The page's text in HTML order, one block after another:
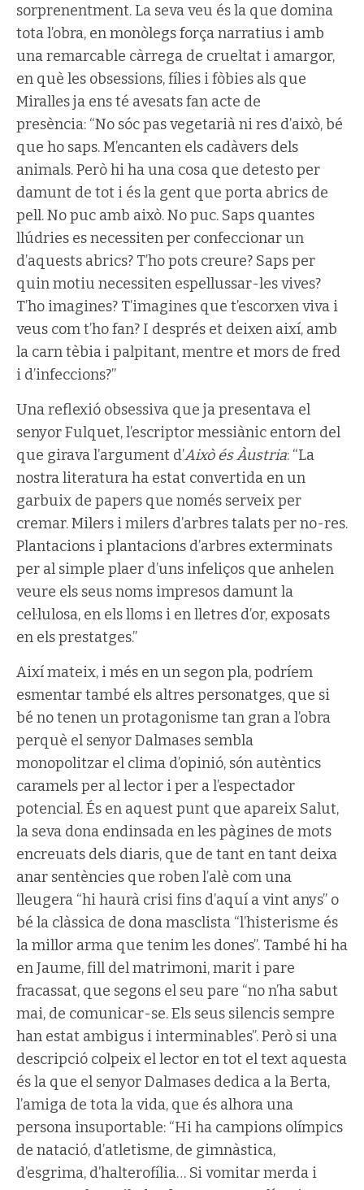
sorprenentment. La seva veu és la que domina
tota l’obra, en monòlegs força narratius i amb
una remarcable càrrega de crueltat i amargor,
en què les obsessions, fílies i fòbies als que
Miralles ja ens té avesats fan acte de
presència: “No sóc pas vegetarià ni res d’això, bé
que ho saps. M’encanten els cadàvers dels
animals. Però hi ha una cosa que detesto per
damunt de tot i és la gent que porta abrics de
pell. No puc amb això. No puc. Saps quantes
llúdries es necessiten per confeccionar un
d’aquests abrics? T’ho pots creure? Saps per
quin motiu necessiten espellussar-les vives?
T’ho imagines? T’imagines que t’escorxen viva i
veus com t’ho fan? I després et deixen així, amb
la carn tèbia i palpitant, mentre et mors de fred
i d’infeccions?”
Una reflexió obsessiva que ja presentava el
senyor Fulquet, l’escriptor messiànic entorn del
que girava l’argument d’Això és Àustria: “La
nostra literatura ha estat convertida en un
garbuix de papers que només serveix per
cremar. Milers i milers d’arbres talats per no-res.
Plantacions i plantacions d’arbres exterminats
per al simple plaer d’uns infeliços que anhelen
veure els seus noms impresos damunt la
cel·lulosa, en els lloms i en lletres d’or, exposats
en els prestatges.”
Així mateix, i més en un segon pla, podríem
esmentar també els altres personatges, que si
bé no tenen un protagonisme tan gran a l’obra
perquè el senyor Dalmases sembla
monopolitzar el clima d’opinió, són autèntics
caramels per al lector i per a l’espectador
potencial. És en aquest punt que apareix Salut,
la seva dona endinsada en les pàgines de mots
encreuats dels diaris, que de tant en tant deixa
anar sentències que roben l’alè com una
lleugera “hi haurà crisi fins d’aquí a vint anys” o
bé la clàssica de dona masclista “l’histerisme és
la millor arma que tenim les dones”. També hi ha
en Jaume, fill del matrimoni, marit i pare
fracassat, que segons el seu pare “no n’ha sabut
mai, de comunicar-se. Els seus silencis sempre
han estat ambigus i interminables”. Però si una
descripció colpeix el lector en tot el text aquesta
és la que el senyor Dalmases dedica a la Berta,
l’amiga de tota la vida, que és alhora una
persona insuportable: “Hi ha campions olímpics
de natació, d’atletisme, de gimnàstica,
d’esgrima, d’halterofília… Si vomitar merda i